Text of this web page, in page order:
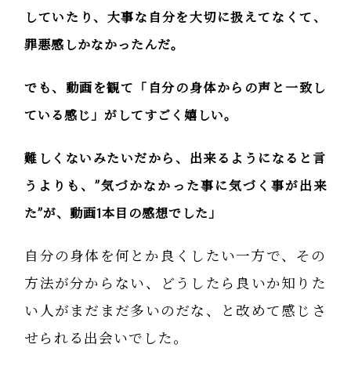
していたり、大事な自分を大切に扱えてなくて、
罪悪感しかなかったんだ。
でも、動画を観て「自分の身体からの声と一致し
ている感じ」がしてすごく嬉しい。
難しくないみたいだから、出来るようになると言
うよりも、”気づかなかった事に気づく事が出来
た”が、動画1本目の感想でした」
自分の身体を何とか良くしたい一方で、その
方法が分からない、どうしたら良いか知りた
い人がまだまだ多いのだな、と改めて感じさ
せられる出会いでした。